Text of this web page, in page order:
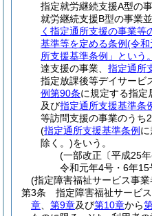
指定就労継続支援A型の
就労継続支援B型の事業
く指定通所支援の事業等
基準等を定める条例(令和
所支援基準条例」という
達支援の事業、 指定通所
指定放課後等デイサービ
例第90条に規定する指定
及び指定通所支援基準条
等訪問支援の事業のうち
(指定通所支援基準条例
除く。)をいう。
(一部改正〔平成25
令和元年4号・6年15
(指定障害福祉サービス事
第3条
指定障害福祉サービ
章
第9章及び第10章から